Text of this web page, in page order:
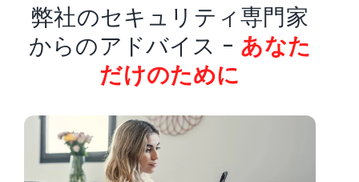
弊社のセキュリティ専門家
からのアドバイス - あなた
だけのために